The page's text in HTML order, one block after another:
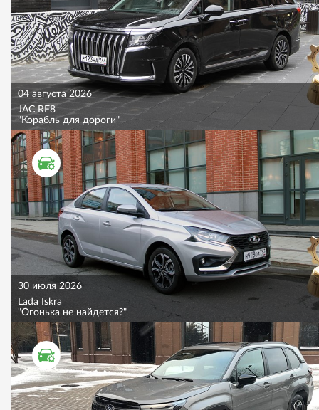
04 августа 2026
JAC RF8
"Корабль для дороги"
ТЕСТ ДРАЙВ
30 июля 2026
Lada Iskra
"Огонька не найдется?"
ТЕСТ ДРАЙВ